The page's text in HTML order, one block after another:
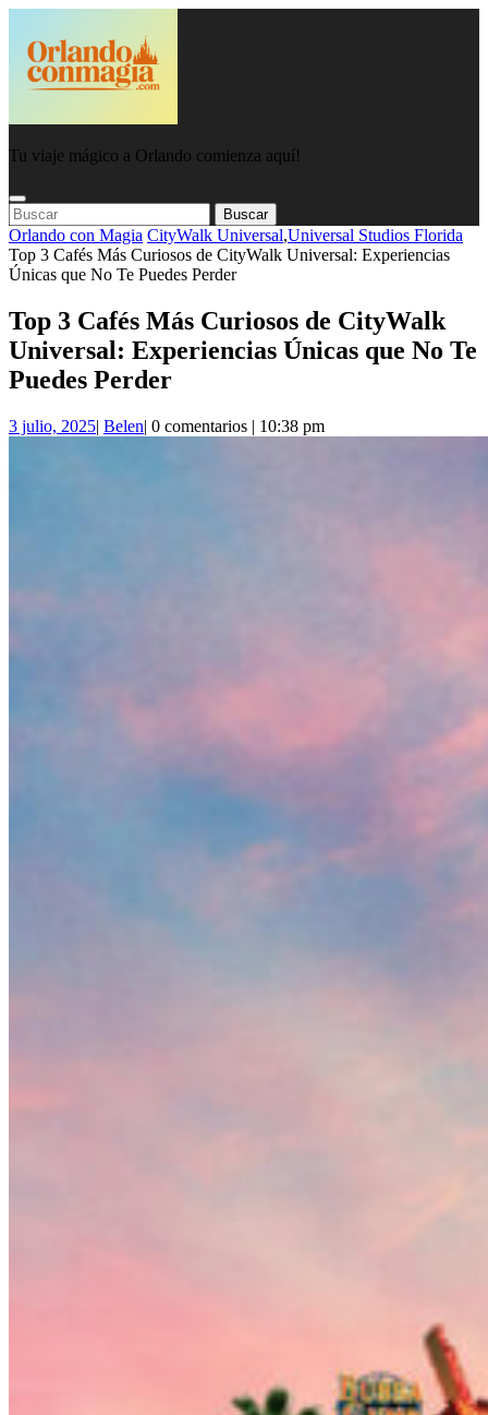
contenido
Tu viaje mágico a Orlando comienza aquí!
Botón
de
apertura
Botón
De
Cierre
Buscar:
Orlando con Magia CityWalk Universal,Universal Studios Florida
Top 3 Cafés Más Curiosos de CityWalk Universal: Experiencias
Únicas que No Te Puedes Perder
Top 3 Cafés Más Curiosos de CityWalk
Universal: Experiencias Únicas que No Te
Puedes Perder
3 julio, 20253| BelenBelen
| 0 comentarios | 10:38 pm